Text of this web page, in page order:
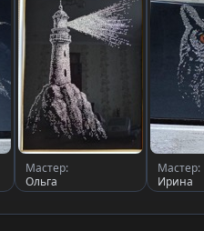
Мастер:
Ольга
Мастер:
Ирина